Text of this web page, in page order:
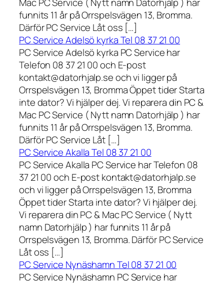
Mac PC Service ( Nytt namn Datorhjälp ) har
funnits 11 år på Orrspelsvägen 13, Bromma.
Därför PC Service Låt oss […]
PC Service Adelsö kyrka Tel 08 37 21 00
PC Service Adelsö kyrka PC Service har
Telefon 08 37 21 00 och E-post
kontakt@datorhjalp.se och vi ligger på
Orrspelsvägen 13, Bromma Öppet tider Starta
inte dator? Vi hjälper dej. Vi reparera din PC &
Mac PC Service ( Nytt namn Datorhjälp ) har
funnits 11 år på Orrspelsvägen 13, Bromma.
Därför PC Service Låt […]
PC Service Akalla Tel 08 37 21 00
PC Service Akalla PC Service har Telefon 08
37 21 00 och E-post kontakt@datorhjalp.se
och vi ligger på Orrspelsvägen 13, Bromma
Öppet tider Starta inte dator? Vi hjälper dej.
Vi reparera din PC & Mac PC Service ( Nytt
namn Datorhjälp ) har funnits 11 år på
Orrspelsvägen 13, Bromma. Därför PC Service
Låt oss […]
PC Service Nynäshamn Tel 08 37 21 00
PC Service Nynäshamn PC Service har